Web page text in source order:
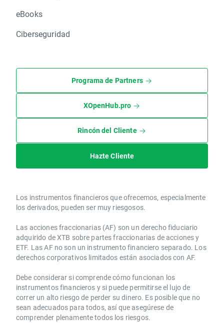
eBooks
Ciberseguridad
Programa de Partners
XOpenHub.pro
Rincón del Cliente
Hazte Cliente
Los instrumentos financieros que ofrecemos, especialmente
los derivados, pueden ser muy riesgosos.
Las acciones fraccionarias (AF) son un derecho fiduciario
adquirido de XTB sobre partes fraccionarias de acciones y
ETF. Las AF no son un instrumento financiero separado. Los
derechos corporativos limitados están asociados con AF.
Debe considerar si comprende cómo funcionan los
instrumentos financieros y si puede permitirse el lujo de
correr un alto riesgo de perder su dinero. Es posible que no
sean adecuados para todos, así que asegúrese de
comprender plenamente todos los riesgos.